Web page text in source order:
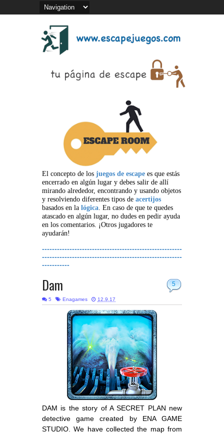
El concepto de los juegos de escape es que estás
encerrado en algún lugar y debes salir de allí
mirando alrededor, encontrando y usando objetos
y resolviendo diferentes tipos de acertijos
basados en la lógica. En caso de que te quedes
atascado en algún lugar, no dudes en pedir ayuda
en los comentarios. ¡Otros jugadores te
ayudarán!
--------------------------------------------------------
--------------------------------------------------------
-----------
5
Dam
5 Enagames 12.9.17
DAM is the story of A SECRET PLAN new
detective game created by ENA GAME
STUDIO. We have collected the map from